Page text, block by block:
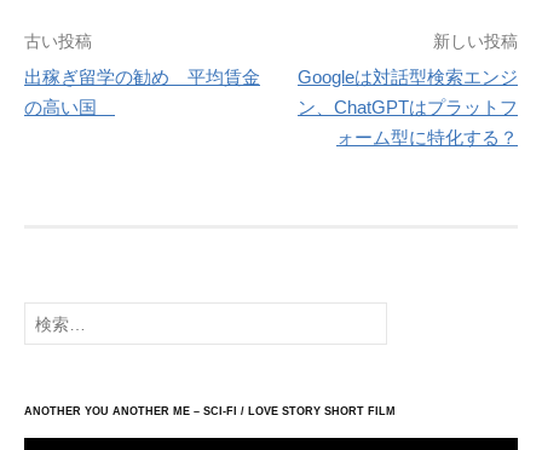
投
稿
ナ
ン
古い投稿
出稼ぎ留学の勧め 平均賃金
の高い国
新しい投稿
Googleは対話型検索エンジ
ン、ChatGPTはプラットフ
ォーム型に特化する？
検
索:
ANOTHER YOU ANOTHER ME – SCI-FI / LOVE STORY SHORT FILM